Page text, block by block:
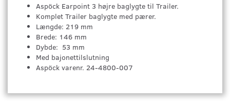
Aspöck Earpoint 3 højre baglygte til Trailer.
Komplet Trailer baglygte med pærer.
Længde: 219 mm
Brede: 146 mm
Dybde: 53 mm
Med bajonettilslutning
Aspöck varenr. 24-4800-007